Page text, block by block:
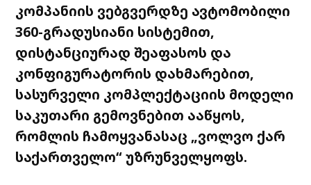
კომპანიის ვებგვერდზე ავტომობილი
360-გრადუსიანი სისტემით,
დისტანციურად შეაფასოს და
კონფიგურატორის დახმარებით,
სასურველი კომპლექტაციის მოდელი
საკუთარი გემოვნებით ააწყოს,
რომლის ჩამოყვანასაც „ვოლვო ქარ
საქართველო“ უზრუნველყოფს.